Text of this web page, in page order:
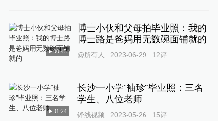
00:45
博士小伙和父母拍毕业照：我的
博士路是爸妈用无数碗面铺就的
@所有人 2023-06-29 12评
01:24
长沙一小学“袖珍”毕业照：三名
学生、八位老师
锋线视频 2023-05-26 15评